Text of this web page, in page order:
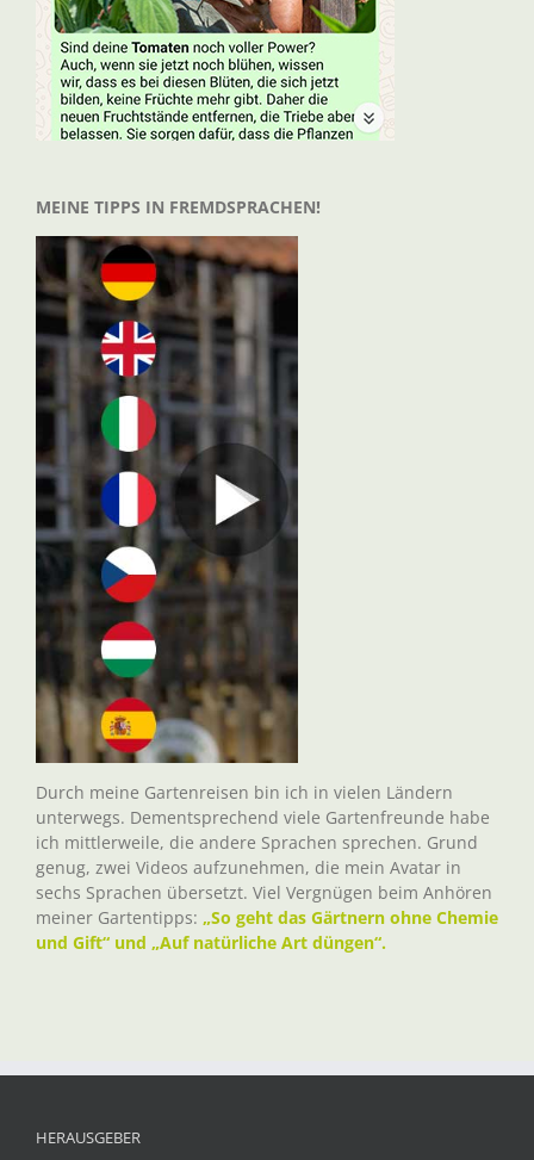
MEINE TIPPS IN FREMDSPRACHEN!
Durch meine Gartenreisen bin ich in vielen Ländern
unterwegs. Dementsprechend viele Gartenfreunde habe
ich mittlerweile, die andere Sprachen sprechen. Grund
genug, zwei Videos aufzunehmen, die mein Avatar in
sechs Sprachen übersetzt. Viel Vergnügen beim Anhören
meiner Gartentipps: „So geht das Gärtnern ohne Chemie
und Gift“ und „Auf natürliche Art düngen“.
HERAUSGEBER